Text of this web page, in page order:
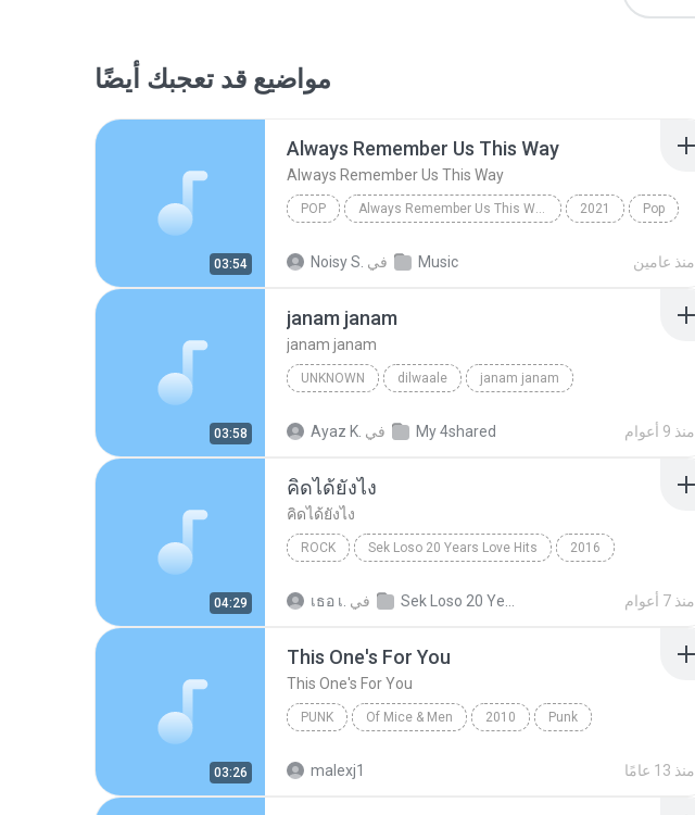
مواضيع قد تعجبك أيضًا
03:54
Always Remember Us This Way
Always Remember Us This Way
POP Always Remember Us This Way - Single 2021 Pop
Noisy S. في Music منذ عامين
03:58
janam janam
janam janam
UNKNOWN dilwaale janam janam
Ayaz K. في My 4shared منذ 9 أعوام
04:29
คิดได้ยังไง
คิดได้ยังไง
ROCK Sek Loso 20 Years Love Hits 2016
เธอ เ. في منذ 7 أعوام
03:26
This One's For You
This One's For You
PUNK Of Mice & Men 2010 Punk
malexj1 منذ 13 عامًا